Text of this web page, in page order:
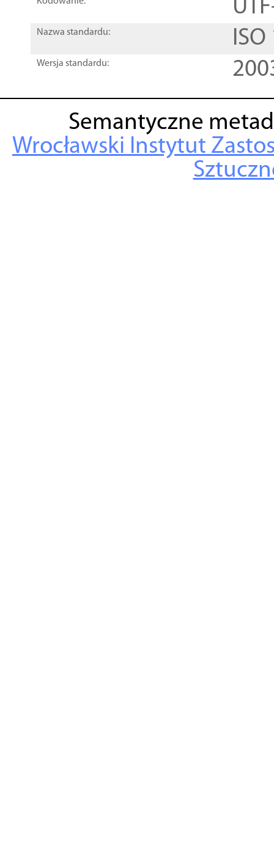
Nazwa standardu:
Wersja standardu:
Semantyczne
Wrocławski Instytut